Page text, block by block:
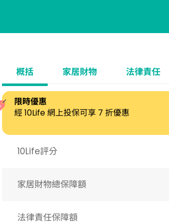
概括 家居財物 法律責任
限時優惠
經 10Life 網上投保可享 7 折優惠
10Life評分
家居財物總保障額
法律責任保障額